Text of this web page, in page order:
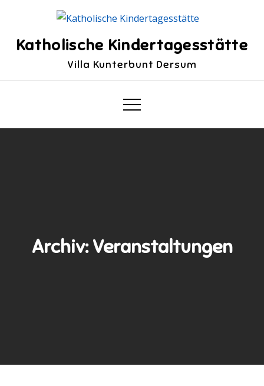
contentKatholische Kindertagesstätte
Villa Kunterbunt Dersum
Archiv:Veranstaltungen